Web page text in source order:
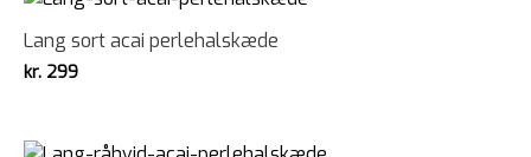
Lang sort acai perlehalskæde
kr. 299